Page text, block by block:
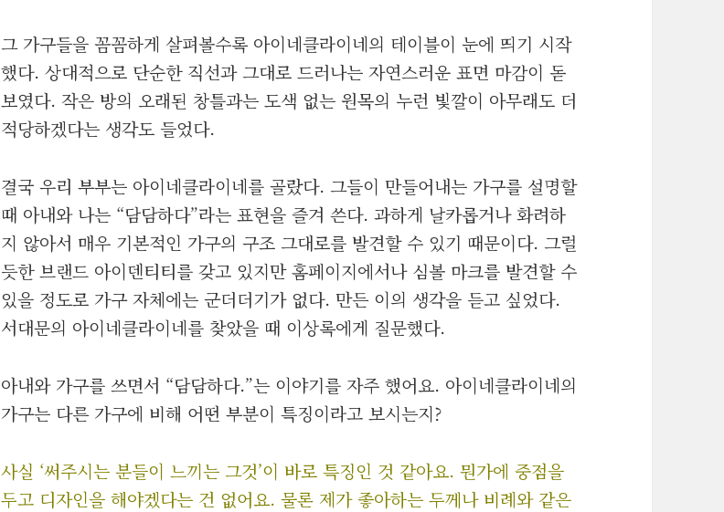
그 가구들을 꼼꼼하게 살펴볼수록 아이네클라이네의 테이블이 눈에 띄기 시작
했다. 상대적으로 단순한 직선과 그대로 드러나는 자연스러운 표면 마감이 돋
보였다. 작은 방의 오래된 창틀과는 도색 없는 원목의 누런 빛깔이 아무래도 더
적당하겠다는 생각도 들었다.
결국 우리 부부는 아이네클라이네를 골랐다. 그들이 만들어내는 가구를 설명할
때 아내와 나는 “담담하다”라는 표현을 즐겨 쓴다. 과하게 날카롭거나 화려하
지 않아서 매우 기본적인 가구의 구조 그대로를 발견할 수 있기 때문이다. 그럴
듯한 브랜드 아이덴티티를 갖고 있지만 홈페이지에서나 심볼 마크를 발견할 수
있을 정도로 가구 자체에는 군더더기가 없다. 만든 이의 생각을 듣고 싶었다.
서대문의 아이네클라이네를 찾았을 때 이상록에게 질문했다.
아내와 가구를 쓰면서 “담담하다.”는 이야기를 자주 했어요. 아이네클라이네의
가구는 다른 가구에 비해 어떤 부분이 특징이라고 보시는지?
사실 ‘써주시는 분들이 느끼는 그것’이 바로 특징인 것 같아요. 뭔가에 중점을
두고 디자인을 해야겠다는 건 없어요. 물론 제가 좋아하는 두께나 비례와 같은